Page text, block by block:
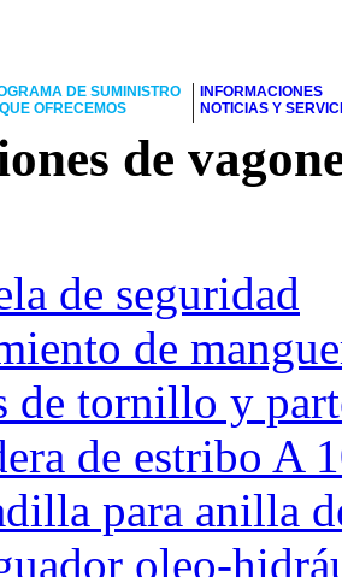
DE SUMINISTRO
OFRECEMOS
INFORMACIONES
NOTICIAS Y
de
de seguridad
de
de tornillo y
de estribo A
para anilla
oleo-